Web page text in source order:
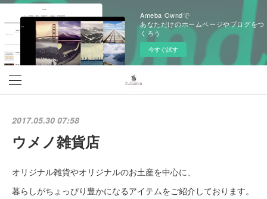
Ameba Owndで
あなただけのホームページやブログをつ
くろう
今すぐ試す
2017.05.30 07:58
ウメノ雑貨店
オリジナル雑貨やオリジナルのお土産を中心に、
暮らしがちょっぴり豊かになるアイテムをご紹介しております。